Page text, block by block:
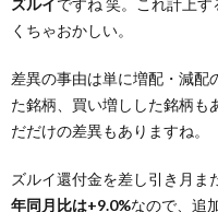
くちゃおかしい。
差異の事由は単に増配・減配
た銘柄、買い増しした銘柄も
だだけの差異もありますね。
ズルイ還付金を差し引き月ま
年同月比は+9.0%なので、追